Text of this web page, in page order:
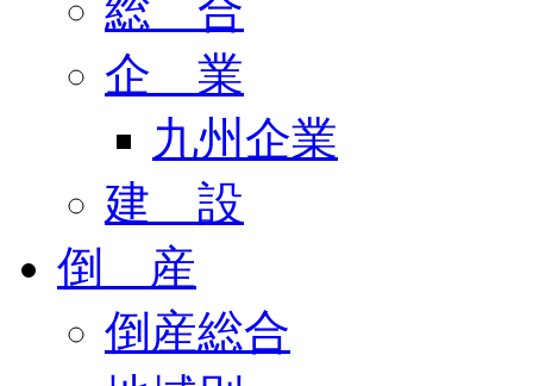
企 業
九州企業
建 設
倒 産
倒産総合